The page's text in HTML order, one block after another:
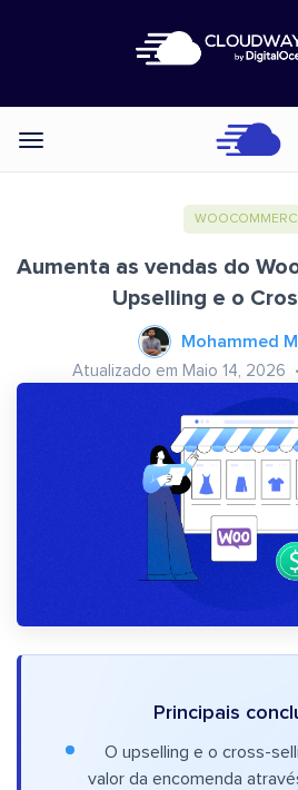
Categories
Aumenta as vendas do
Upselling e o
Mohammed
Atualizado em Maio 14, 2026
Principais
O upselling e o cross-
valor da encomenda